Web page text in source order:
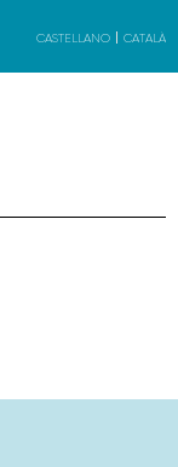
CASTELLANO CATALÀ